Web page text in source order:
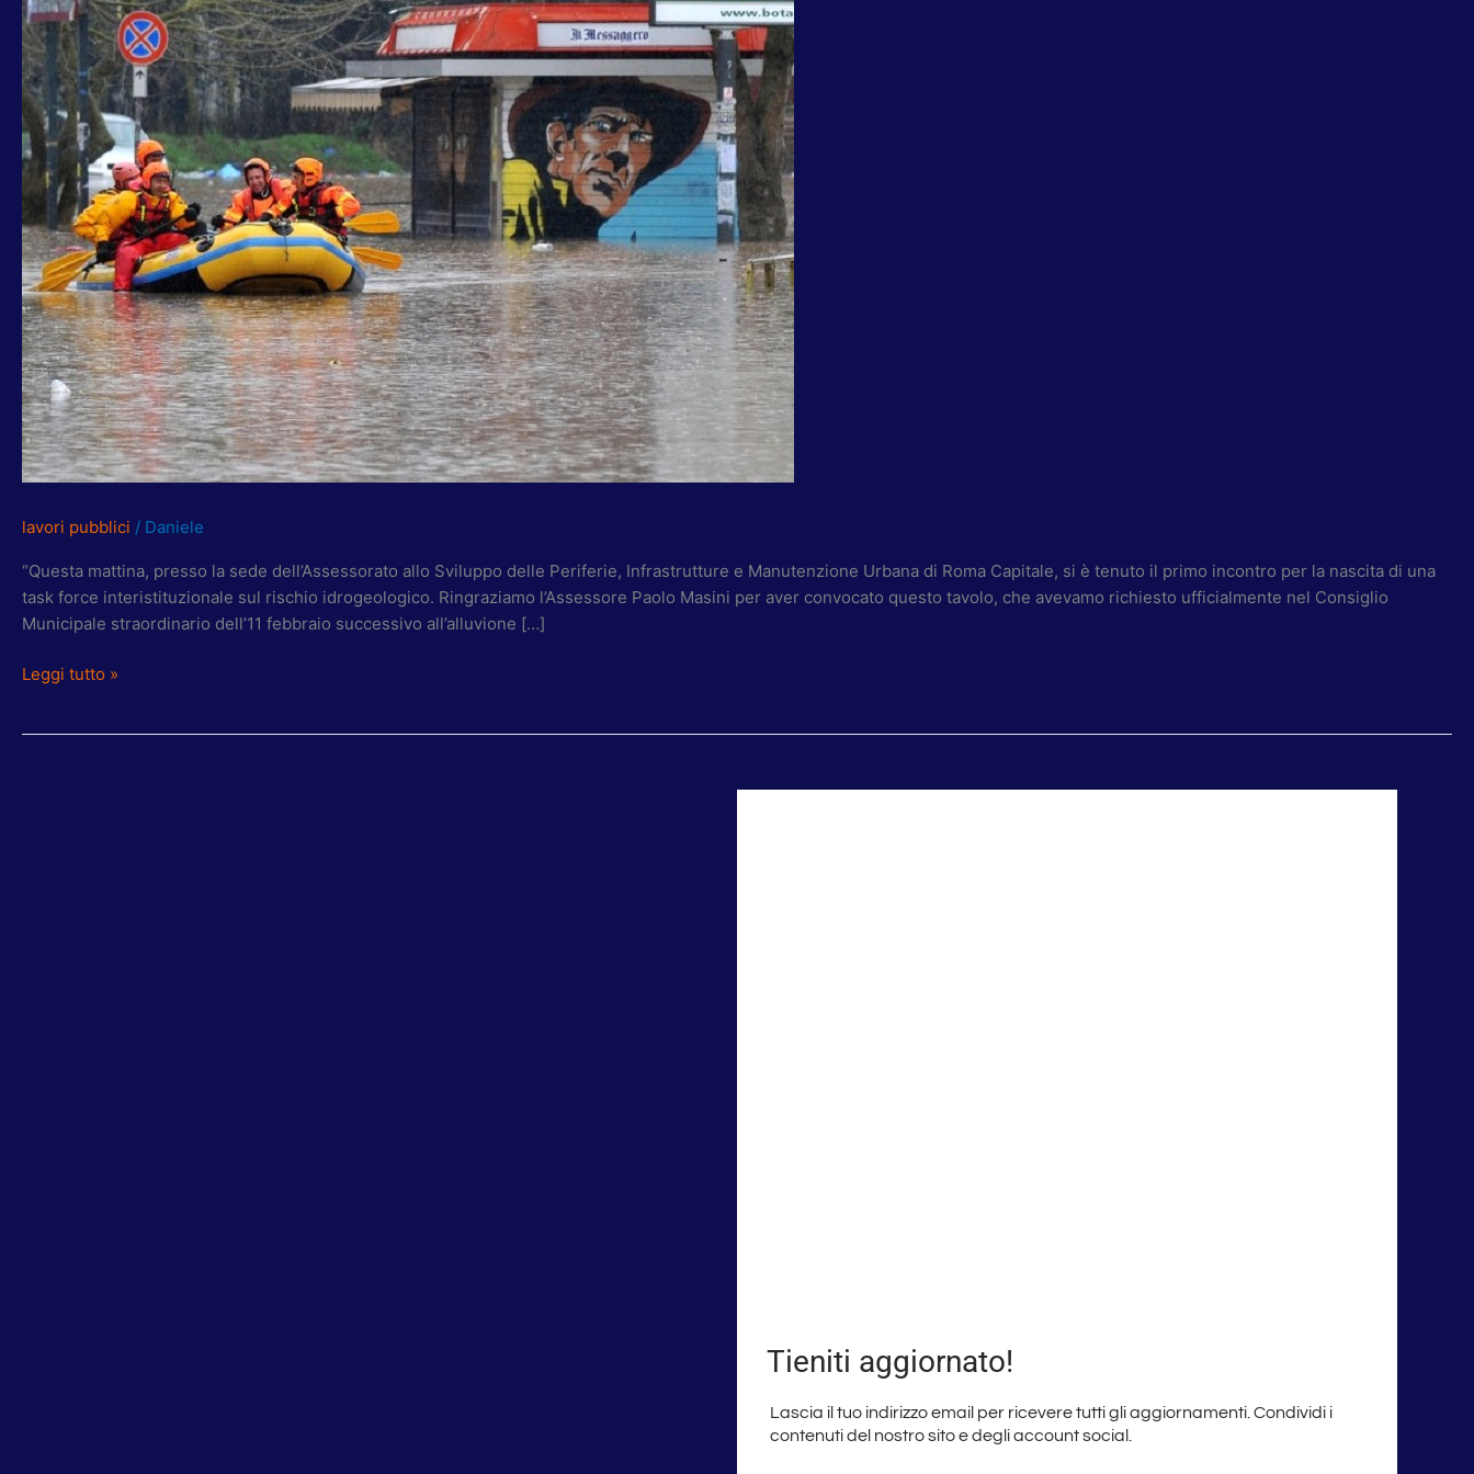
lavori pubblici / Daniele
“Questa mattina, presso la sede dell’Assessorato allo Sviluppo delle Periferie, Infrastrutture e Manutenzione Urbana di Roma Capitale, si è tenuto il primo incontro per la nascita di una
task force interistituzionale sul rischio idrogeologico. Ringraziamo l’Assessore Paolo Masini per aver convocato questo tavolo, che avevamo richiesto ufficialmente nel Consiglio
Municipale straordinario dell’11 febbraio successivo all’alluvione […]
SODDISFATTI
DI
PARTECIPARE
A
NASCITA
TASK
FORCE
RISCHIO
IDROGEOLOGICO
Leggi tutto »
Tieniti aggiornato!
Lascia il tuo indirizzo email per ricevere tutti gli aggiornamenti. Condividi i
contenuti del nostro sito e degli account social.